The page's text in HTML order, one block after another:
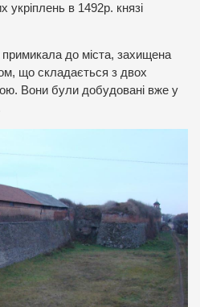
укріплень в 1492р. князі
до міста, захищена
що складається з двох
Вони були добудовані вже у